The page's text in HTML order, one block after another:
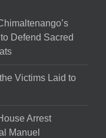
Defend Sacred
Victims Laid to
Arrest
Manuel